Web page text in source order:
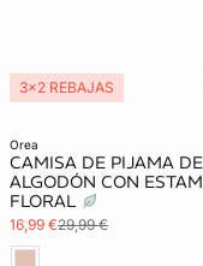
orea
CAMISA DE PIJAMA DE
ALGODÓN CON
FLORAL
16,99 €29,99 €
3x2 REBAJAS